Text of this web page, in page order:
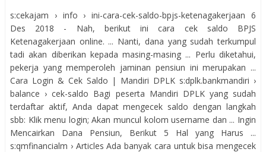
s:cekajam › info › ini-cara-cek-saldo-bpjs-ketenagakerjaan 6
Des 2018 - Nah, berikut ini cara cek saldo BPJS
Ketenagakerjaan online. ... Nanti, dana yang sudah terkumpul
tadi akan diberikan kepada masing-masing ... Perlu diketahui,
pekerja yang memperoleh jaminan pensiun ini merupakan ...
Cara Login & Cek Saldo | Mandiri DPLK s:dplk.bankmandiri ›
balance › cek-saldo Bagi peserta Mandiri DPLK yang sudah
terdaftar aktif, Anda dapat mengecek saldo dengan langkah
sbb: Klik menu login; Akan muncul kolom username dan ... Ingin
Mencairkan Dana Pensiun, Berikut 5 Hal yang Harus ...
s:qmfinancialm › Articles Ada banyak cara untuk bisa mengecek